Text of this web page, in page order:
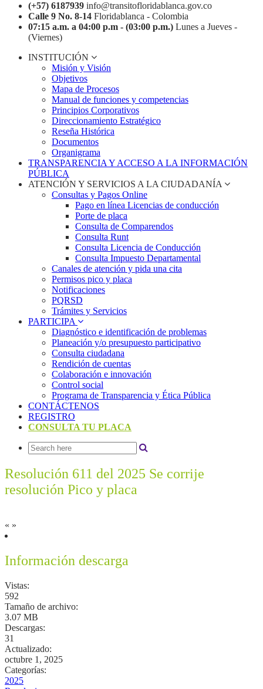
(+57) 6187939 info@transitofloridablanca.gov.co
Calle 9 No. 8-14 Floridablanca - Colombia
07:15 a.m. a 04:00 p.m - (03:00 p.m.) Lunes a Jueves -
(Viernes)
INSTITUCIÓN
Misión y Visión
Objetivos
Mapa de Procesos
Manual de funciones y competencias
Principios Corporativos
Direccionamiento Estratégico
Reseña Histórica
Documentos
Organigrama
TRANSPARENCIA Y ACCESO A LA INFORMACIÓN
PÚBLICA
ATENCIÓN Y SERVICIOS A LA CIUDADANÍA
Consultas y Pagos Online
Pago en línea Licencias de conducción
Porte de placa
Consulta de Comparendos
Consulta Runt
Consulta Licencia de Conducción
Consulta Impuesto Departamental
Canales de atención y pida una cita
Permisos pico y placa
Notificaciones
PQRSD
Trámites y Servicios
PARTICIPA
Diagnóstico e identificación de problemas
Planeación y/o presupuesto participativo​
Consulta ciudadana
Rendición de cuentas
Colaboración e innovación
Control social
Programa de Transparencia y Ética Pública
CONTÁCTENOS
REGISTRO
CONSULTA TU PLACA
Resolución 611 del 2025 Se corrije
resolución Pico y placa
« »
Información descarga
Vistas:
592
Tamaño de archivo:
3.07 MB
Descargas:
31
Actualizado:
octubre 1, 2025
Categorías:
2025